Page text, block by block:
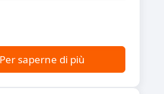
Per saperne di più